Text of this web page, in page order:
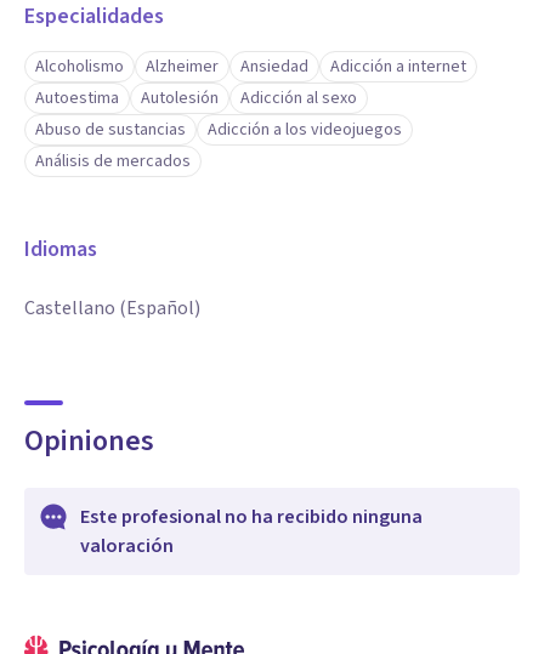
Especialidades
Alcoholismo Alzheimer Ansiedad
Adicción a internet
Autoestima
Autolesión
Adicción al sexo
Abuso de sustancias
Adicción a los videojuegos
Análisis de mercados
Idiomas
Castellano (Español)
Opiniones
Este profesional no ha recibido ninguna
valoración